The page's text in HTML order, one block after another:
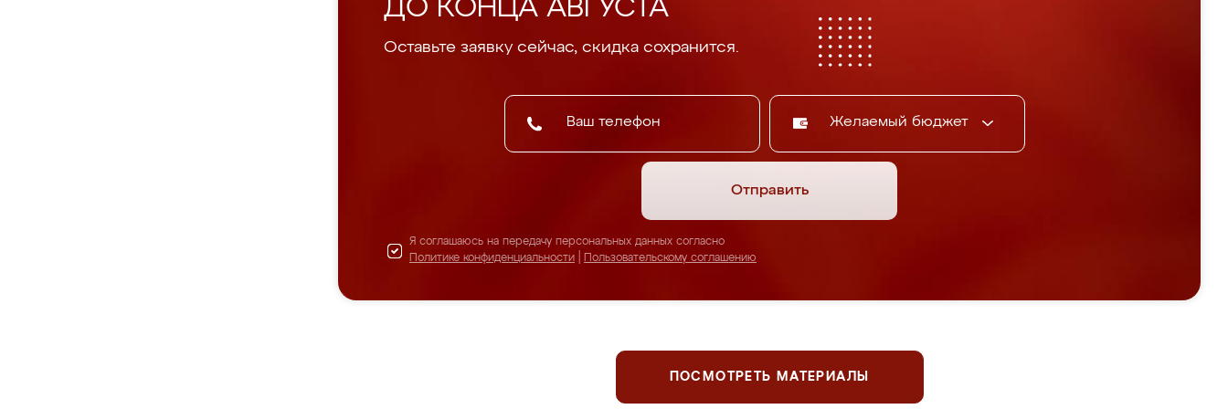
ДО КОНЦА АВГУСТА
Оставьте заявку сейчас, скидка сохранится.
Желаемый бюджет
Отправить
Я соглашаюсь на передачу персональных данных согласно
Политике конфиденциальности
Пользовательскому соглашению
ПОСМОТРЕТЬ МАТЕРИАЛЫ